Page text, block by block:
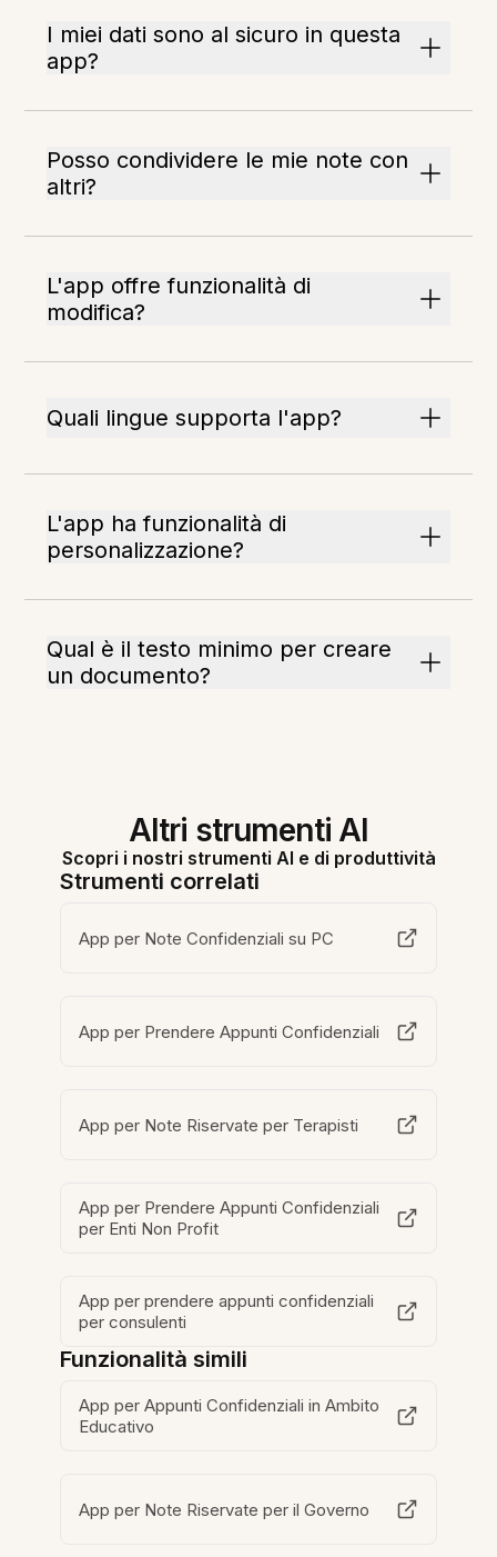
I miei dati sono al sicuro in questa
app?
Posso condividere le mie note con
altri?
L'app offre funzionalità di
modifica?
Quali lingue supporta l'app?
L'app ha funzionalità di
personalizzazione?
Qual è il testo minimo per creare
un documento?
Altri strumenti AI
Scopri i nostri strumenti AI e di produttività
Strumenti correlati
App per Note Confidenziali su PC
App per Prendere Appunti Confidenziali
App per Note Riservate per Terapisti
App per Prendere Appunti Confidenziali
per Enti Non Profit
App per prendere appunti confidenziali
per consulenti
Funzionalità simili
App per Appunti Confidenziali in Ambito
Educativo
App per Note Riservate per il Governo